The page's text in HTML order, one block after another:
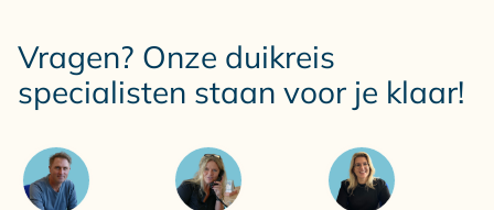
Vragen? Onze duikreis
specialisten staan voor je klaar!